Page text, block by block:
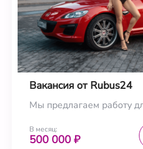
Вакансия от Rubus24
Мы предлагаем работу
В месяц:
500 000 ₽